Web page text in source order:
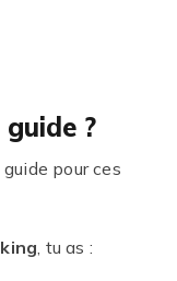
?
pour ces
, tu as :